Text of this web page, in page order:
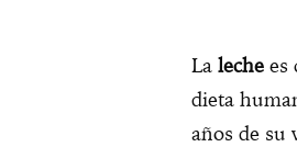
La leche es
dieta
años de su